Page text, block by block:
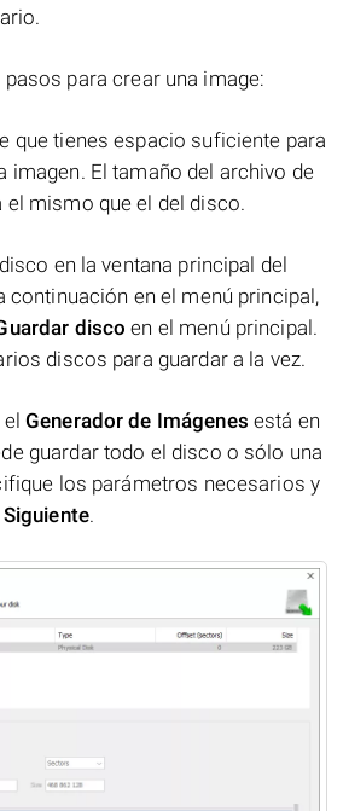
para crear una image:
que tienes espacio suficiente para
imagen. El tamaño del archivo de
el mismo que el del disco.
en la ventana principal del
continuación en el menú principal,
disco en el menú principal.
discos para guardar a la vez.
el Generador de Imágenes está en
guardar todo el disco o sólo una
los parámetros necesarios y
Siguiente.